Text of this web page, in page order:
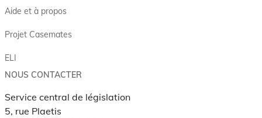
Aide et à propos
Projet Casemates
ELI
NOUS CONTACTER
Service central de législation
5, rue Plaetis